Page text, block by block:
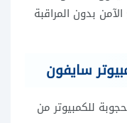
بدون المراقبة
سايفون
للكمبيوتر من